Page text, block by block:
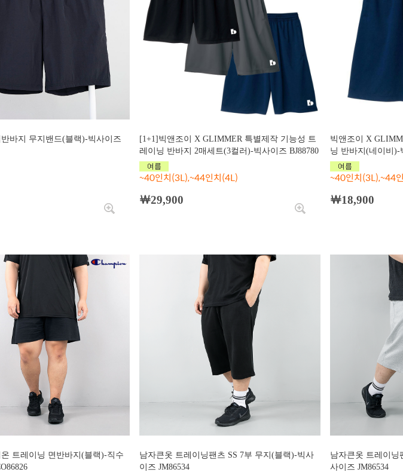
바지 무지밴드(블랙)-빅사이즈
[1+1]빅앤조이 X GLIMMER 특별제작 기능성 트
레이닝 반바지 2매세트(3컬러)-빅사이즈 BJ88780
~40인치(3L),~44인치(4L)
￦29,900
빅앤조이 X
닝 반바지(네이비)-
~40인치(3L),~44
￦18,900
트레이닝 면반바지(블랙)-직수
남자큰옷 트레이닝팬츠 SS 7부 무지(블랙)-빅사
이즈 JM86534
남자큰옷 트레이닝
사이즈 JM86534